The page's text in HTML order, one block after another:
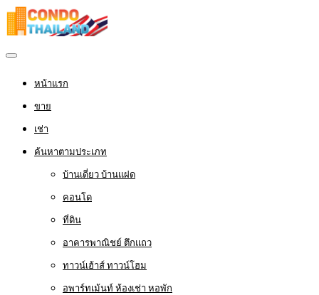
หน้าแรก
ขาย
เช่า
ค้นหาตามประเภท
บ้านเดี่ยว บ้านแฝด
คอนโด
ที่ดิน
อาคารพาณิชย์ ตึกแถว
ทาวน์เฮ้าส์ ทาวน์โฮม
อพาร์ทเม้นท์ ห้องเช่า หอพัก